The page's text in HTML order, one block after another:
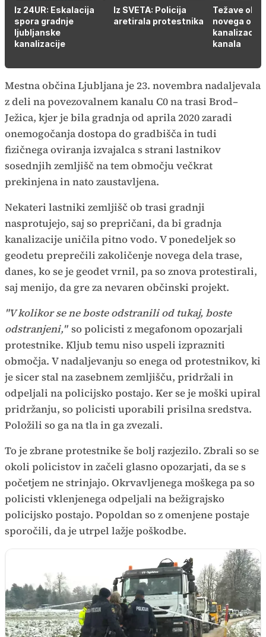
Iz 24UR: Eskalacija
spora gradnje
ljubljanske
kanalizacije
Iz SVETA: Policija
aretirala protestnika
Težave ob
novega
kanala
Mestna občina Ljubljana je 23. novembra nadaljevala
z deli na povezovalnem kanalu C0 na trasi Brod–
Ježica, kjer je bila gradnja od aprila 2020 zaradi
onemogočanja dostopa do gradbišča in tudi
fizičnega oviranja izvajalca s strani lastnikov
sosednjih zemljišč na tem območju večkrat
prekinjena in nato zaustavljena.
Nekateri lastniki zemljišč ob trasi gradnji
nasprotujejo, saj so prepričani, da bi gradnja
kanalizacije uničila pitno vodo. V ponedeljek so
geodetu preprečili zakoličenje novega dela trase,
danes, ko se je geodet vrnil, pa so znova protestirali,
saj menijo, da gre za nevaren občinski projekt.
"V kolikor se ne boste odstranili od tukaj, boste
odstranjeni," so policisti z megafonom opozarjali
protestnike. Kljub temu niso uspeli izprazniti
območja. V nadaljevanju so enega od protestnikov, ki
je sicer stal na zasebnem zemljišču, pridržali in
odpeljali na policijsko postajo. Ker se je moški upiral
pridržanju, so policisti uporabili prisilna sredstva.
Položili so ga na tla in ga zvezali.
To je zbrane protestnike še bolj razjezilo. Zbrali so se
okoli policistov in začeli glasno opozarjati, da se s
početjem ne strinjajo. Okrvavljenega moškega pa so
policisti vklenjenega odpeljali na bežigrajsko
policijsko postajo. Popoldan so z omenjene postaje
sporočili, da je utrpel lažje poškodbe.